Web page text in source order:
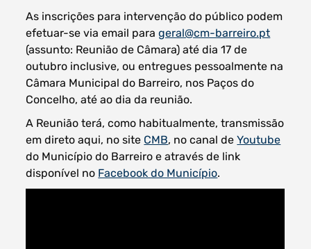
As inscrições para intervenção do público podem
efetuar-se via email parageral@cm-barreiro.pt
(assunto: Reunião de Câmara) até dia 17 de
outubro inclusive, ou entregues pessoalmente na
Câmara Municipal do Barreiro, nos Paços do
Concelho, até ao dia da reunião.
A Reunião terá, como habitualmente, transmissão
em direto aqui, no site CMB, no canal deYoutube
do Município do Barreiro e através de link
disponível no Facebook do Município.